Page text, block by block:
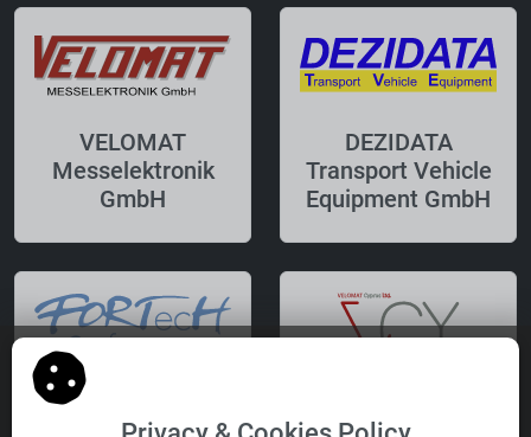
VELOMAT
Messelektronik
GmbH
DEZIDATA
Transport Vehicle
Equipment GmbH